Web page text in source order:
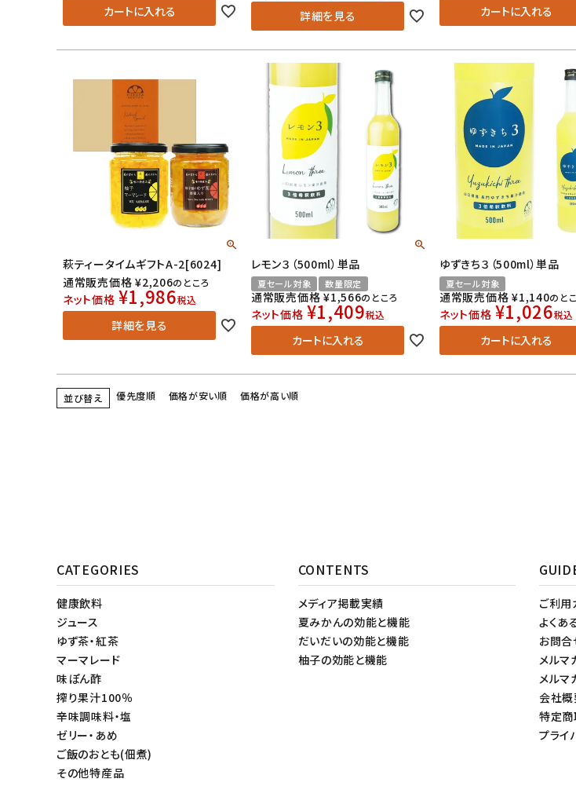
カートに入れる 詳細を見る カートに入れる
萩ティータイムギフトA-2[6024]
通常販売価格 ¥2,206のところ
ネット価格 ¥1,986税込
詳細を見る
レモン３（500ml）単品
夏セール対象 数量限定
通常販売価格 ¥1,566のところ
ネット価格 ¥1,409税込
カートに入れる
ゆずきち３（500ml）単品
夏セール対象
通常販売価格 ¥1,140のと
ネット価格 ¥1,026税込
カートに入れる
並び替え 優先度順 価格が安い順 価格が高い順
CATEGORIES
健康飲料
ジュース
ゆず茶・紅茶
マーマレード
味ぽん酢
搾り果汁100％
辛味調味料・塩
ゼリー・あめ
ご飯のおとも(佃煮)
その他特産品
CONTENTS
メディア掲載実績
夏みかんの効能と機能
だいだいの効能と機能
柚子の効能と機能
ご利用
よくあ
お問合
メルマ
メルマ
会社概
特定
プライ